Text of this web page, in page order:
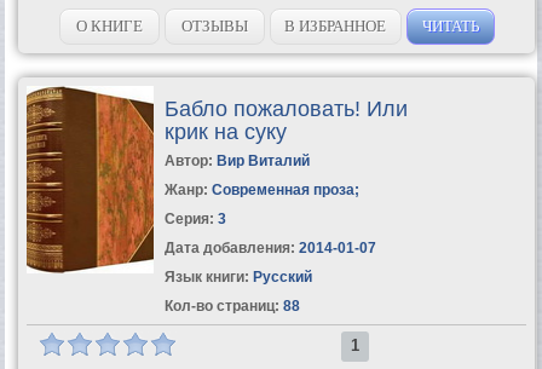
О КНИГЕ
ОТЗЫВЫ В ИЗБРАННОЕ ЧИТАТЬ
Бабло пожаловать! Или
крик на суку
Автор: Вир Виталий
Жанр: Современная проза;
Серия: 3
Дата добавления: 2014-01-07
Язык книги: Русский
Кол-во страниц: 88
1